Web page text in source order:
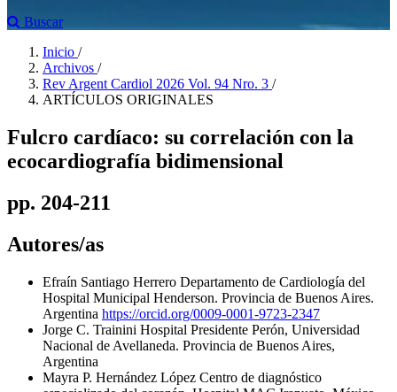
Buscar
Inicio /
Archivos /
Rev Argent Cardiol 2026 Vol. 94 Nro. 3 /
ARTÍCULOS ORIGINALES
Fulcro cardíaco: su correlación con la
ecocardiografía bidimensional
pp. 204-211
Autores/as
Efraín Santiago Herrero Departamento de Cardiología del
Hospital Municipal Henderson. Provincia de Buenos Aires.
Argentina https://orcid.org/0009-0001-9723-2347
Jorge C. Trainini Hospital Presidente Perón, Universidad
Nacional de Avellaneda. Provincia de Buenos Aires,
Argentina
Mayra P. Hernández López Centro de diagnóstico